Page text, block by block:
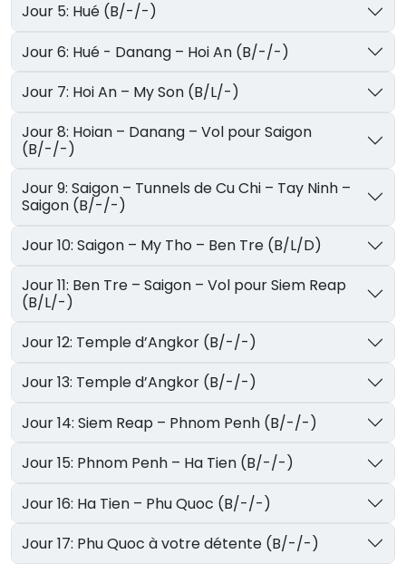
Jour 5: Hué (B/-/-)
Jour 6: Hué - Danang – Hoi An (B/-/-)
Jour 7: Hoi An – My Son (B/L/-)
Jour 8: Hoian – Danang – Vol pour Saigon
(B/-/-)
Jour 9: Saigon – Tunnels de Cu Chi – Tay Ninh –
Saigon (B/-/-)
Jour 10: Saigon – My Tho – Ben Tre (B/L/D)
Jour 11: Ben Tre – Saigon – Vol pour Siem Reap
(B/L/-)
Jour 12: Temple d’Angkor (B/-/-)
Jour 13: Temple d’Angkor (B/-/-)
Jour 14: Siem Reap – Phnom Penh (B/-/-)
Jour 15: Phnom Penh – Ha Tien (B/-/-)
Jour 16: Ha Tien – Phu Quoc (B/-/-)
Jour 17: Phu Quoc à votre détente (B/-/-)